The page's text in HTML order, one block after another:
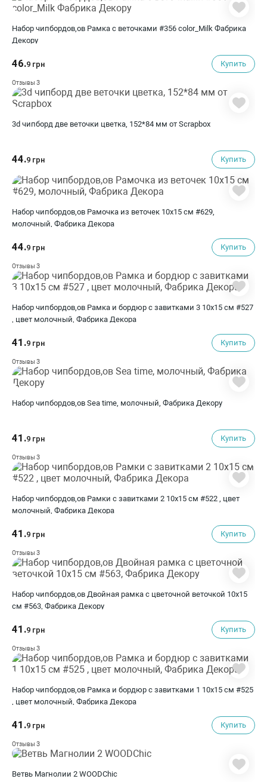
Набор чипбордов,ов Рамка с веточками #356 color_Milk Фабрика
Декору
46.9 грн Купить
Отзывы 3
3d чипборд две веточки цветка, 152*84 мм от Scrapbox
44.9 грн Купить
Набор чипбордов,ов Рамочка из веточек 10х15 см #629,
молочный, Фабрика Декора
44.9 грн Купить
Отзывы 3
Набор чипбордов,ов Рамка и бордюр с завитками 3 10х15 см #527
, цвет молочный, Фабрика Декора
41.9 грн Купить
Отзывы 3
Набор чипбордов,ов Sea time, молочный, Фабрика Декору
41.9 грн Купить
Отзывы 3
Набор чипбордов,ов Рамки с завитками 2 10х15 см #522 , цвет
молочный, Фабрика Декора
41.9 грн Купить
Отзывы 3
Набор чипбордов,ов Двойная рамка с цветочной веточкой 10х15
см #563, Фабрика Декору
41.9 грн Купить
Отзывы 3
Набор чипбордов,ов Рамка и бордюр с завитками 1 10х15 см #525
, цвет молочный, Фабрика Декора
41.9 грн Купить
Отзывы 3
Ветвь Магнолии 2 WOODChic